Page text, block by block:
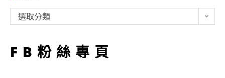
型
選取分類
FB粉絲專頁